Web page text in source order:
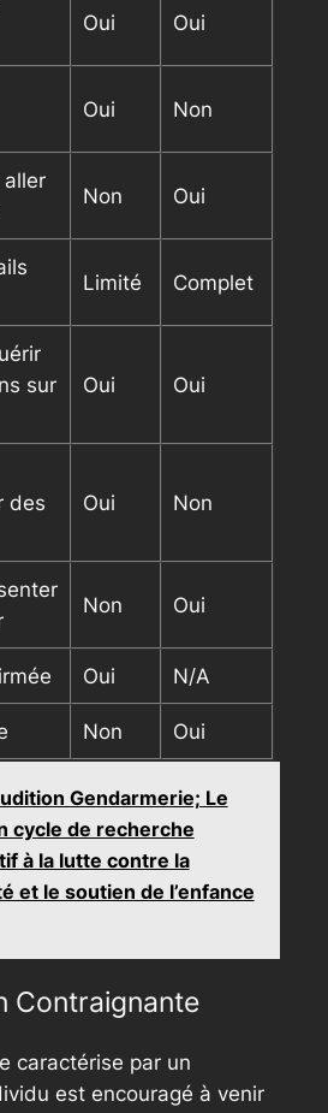
Oui Oui
Oui Non
aller
Non Oui
Limité Complet
sur
Oui Oui
des
Oui Non
Non Oui
Oui N/A
Non Oui
Gendarmerie; Le
cycle de recherche
à la lutte contre la
et le soutien de l’enfance
Contraignante
caractérise par un
est encouragé à venir